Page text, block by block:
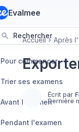
Evalmee
Rechercher
Pour commencer
Trier ses examens
Avant l'examen
Pendant l'examen
Accueil Après
Écrit par
Dernière